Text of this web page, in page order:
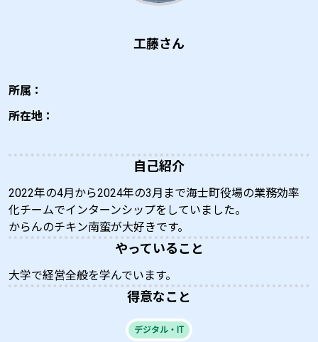
工藤さん
所属：
所在地：
自己紹介
2022年の4月から2024年の3月まで海士町役場の業務効率
化チームでインターンシップをしていました。
からんのチキン南蛮が大好きです。
やっていること
大学で経営全般を学んでいます。
得意なこと
デジタル・IT